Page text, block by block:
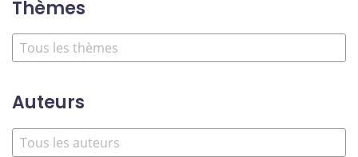
Thèmes
Auteurs